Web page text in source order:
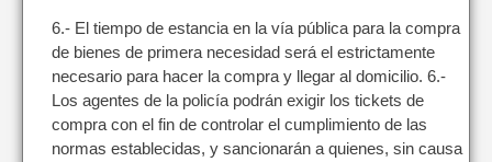
6.- El tiempo de estancia en la vía pública para la compra
de bienes de primera necesidad será el estrictamente
necesario para hacer la compra y llegar al domicilio. 6.-
Los agentes de la policía podrán exigir los tickets de
compra con el fin de controlar el cumplimiento de las
normas establecidas, y sancionarán a quienes, sin causa